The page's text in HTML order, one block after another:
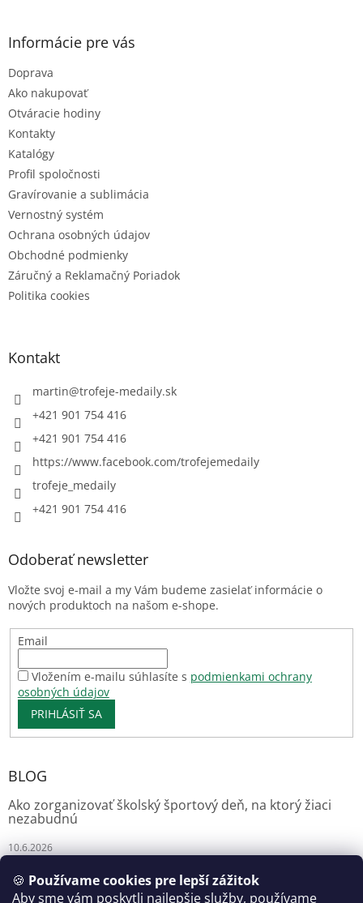
🍪 Používame cookies pre lepší zážitok
Aby sme vám poskytli najlepšie služby, používame
Informácie pre vás
Doprava
Ako nakupovať
Otváracie hodiny
Kontakty
Katalógy
Profil spoločnosti
Gravírovanie a sublimácia
Vernostný systém
Ochrana osobných údajov
Obchodné podmienky
Záručný a Reklamačný Poriadok
Politika cookies
Kontakt
martin@trofeje-medaily.sk
+421 901 754 416
+421 901 754 416
https://www.facebook.com/trofejemedaily
trofeje_medaily
+421 901 754 416
Odoberať newsletter
Vložte svoj e-mail a my Vám budeme zasielať informácie o
nových produktoch na našom e-shope.
Email
Vložením e-mailu súhlasíte s podmienkami ochrany
osobných údajov
PRIHLÁSIŤ SA
BLOG
Ako zorganizovať školský športový deň, na ktorý žiaci
nezabudnú
10.6.2026